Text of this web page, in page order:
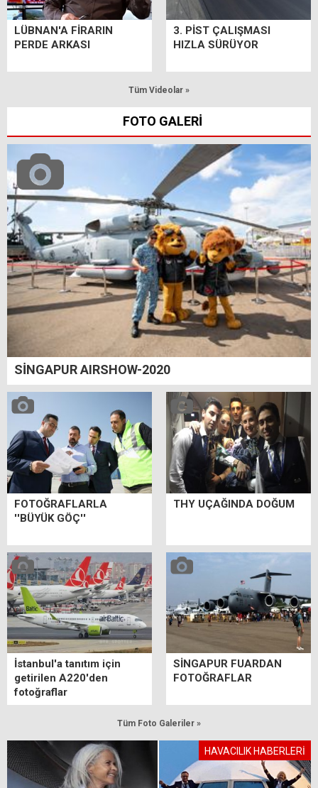
LÜBNAN'A FİRARIN
PERDE ARKASI
3. PİST ÇALIŞMASI
HIZLA SÜRÜYOR
Tüm Videolar »
FOTO GALERİ
SİNGAPUR AIRSHOW-2020
FOTOĞRAFLARLA
''BÜYÜK GÖÇ''
THY UÇAĞINDA DOĞUM
İstanbul'a tanıtım için
getirilen A220'den
fotoğraflar
SİNGAPUR FUARDAN
FOTOĞRAFLAR
Tüm Foto Galeriler »
HAVACILIK HABERLERİ